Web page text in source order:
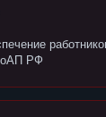
РФ